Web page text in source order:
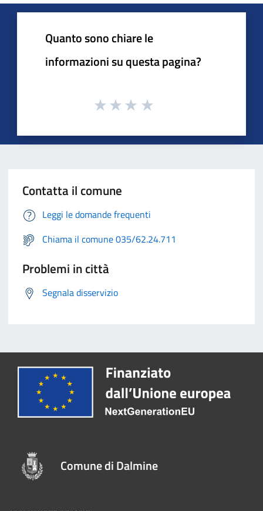
Quanto sono chiare le
informazioni su questa pagina?
Contatta il comune
Leggi le domande frequenti
Chiama il comune 035/62.24.711
Problemi in città
Segnala disservizio
Comune di Dalmine